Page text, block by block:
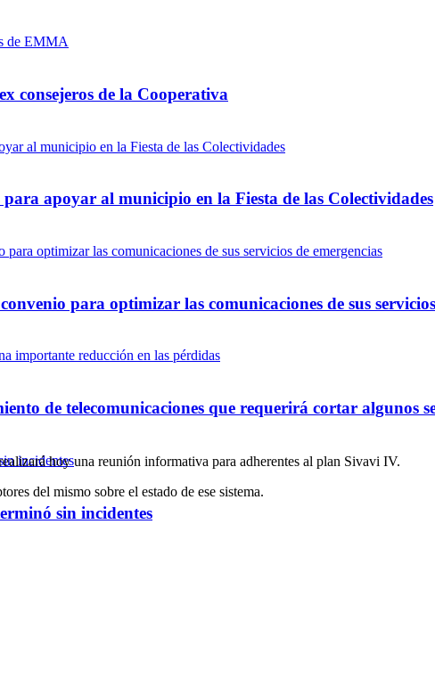
consejeros de la Cooperativa
apoyar al municipio en la Fiesta de las Colectividades
para optimizar las comunicaciones de sus
de telecomunicaciones que requerirá cortar algunos
sin incidentes
hoy una reunión informativa para adherentes al plan Sivavi IV.
del mismo sobre el estado de ese sistema.